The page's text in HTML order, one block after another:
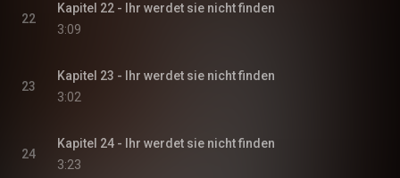
22
Kapitel 22 - Ihr werdet sie nicht finden
3:09
23
Kapitel 23 - Ihr werdet sie nicht finden
3:02
24
Kapitel 24 - Ihr werdet sie nicht finden
3:23